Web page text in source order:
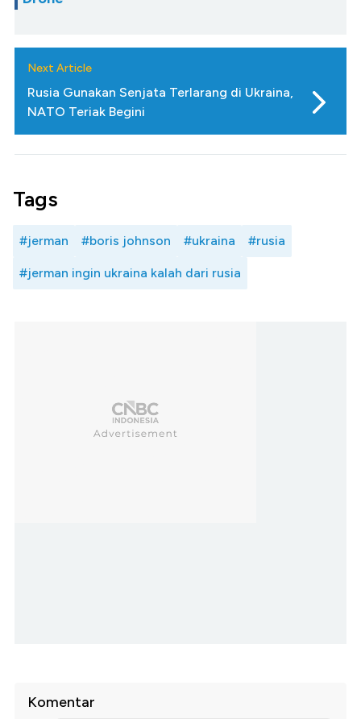
Next Article
Rusia Gunakan Senjata Terlarang di Ukraina,
NATO Teriak Begini
Tags
#jerman #boris johnson #ukraina #rusia
#jerman ingin ukraina kalah dari rusia
Komentar